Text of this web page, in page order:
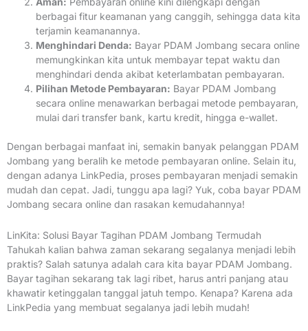
berbagai fitur keamanan yang canggih, sehingga data kita
terjamin keamanannya.
Menghindari Denda: Bayar PDAM Jombang secara online
memungkinkan kita untuk membayar tepat waktu dan
menghindari denda akibat keterlambatan pembayaran.
Pilihan Metode Pembayaran: Bayar PDAM Jombang
secara online menawarkan berbagai metode pembayaran,
mulai dari transfer bank, kartu kredit, hingga e-wallet.
Dengan berbagai manfaat ini, semakin banyak pelanggan PDAM
Jombang yang beralih ke metode pembayaran online. Selain itu,
dengan adanya LinkPedia, proses pembayaran menjadi semakin
mudah dan cepat. Jadi, tunggu apa lagi? Yuk, coba bayar PDAM
Jombang secara online dan rasakan kemudahannya!
LinKita: Solusi Bayar Tagihan PDAM Jombang Termudah
Tahukah kalian bahwa zaman sekarang segalanya menjadi lebih
praktis? Salah satunya adalah cara kita bayar PDAM Jombang.
Bayar tagihan sekarang tak lagi ribet, harus antri panjang atau
khawatir ketinggalan tanggal jatuh tempo. Kenapa? Karena ada
LinkPedia yang membuat segalanya jadi lebih mudah!